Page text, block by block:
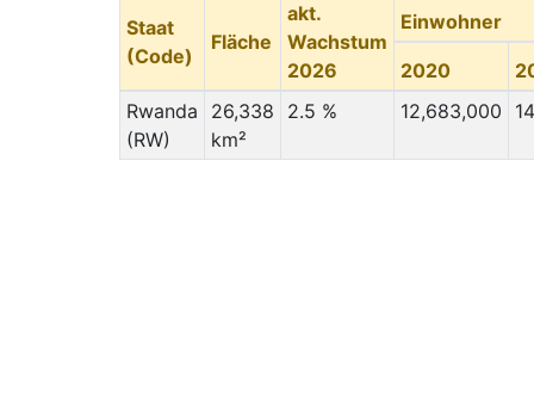
Staat
(Code)
Fläche
akt.
Wachstum
2026
Einwohner
2020
Rwanda
(RW)
26,338
km²
2.5 % 12,683,000